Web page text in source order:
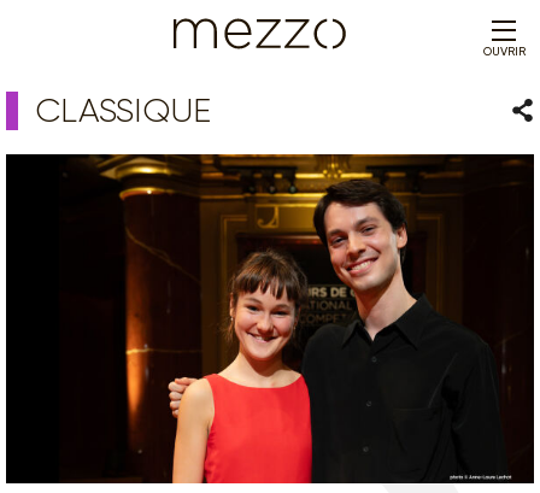
OUVRIR
CLASSIQUE